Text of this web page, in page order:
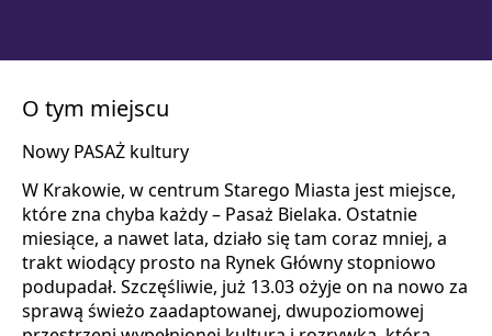
O tym miejscu
Nowy PASAŻ kultury
W Krakowie, w centrum Starego Miasta jest miejsce,
które zna chyba każdy – Pasaż Bielaka. Ostatnie
miesiące, a nawet lata, działo się tam coraz mniej, a
trakt wiodący prosto na Rynek Główny stopniowo
podupadał. Szczęśliwie, już 13.03 ożyje on na nowo za
sprawą świeżo zaadaptowanej, dwupoziomowej